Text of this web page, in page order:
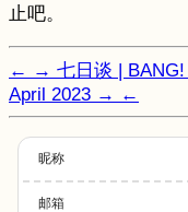
止吧。
← → 七日谈 | BANG!
April 2023 → ←
昵称
邮箱